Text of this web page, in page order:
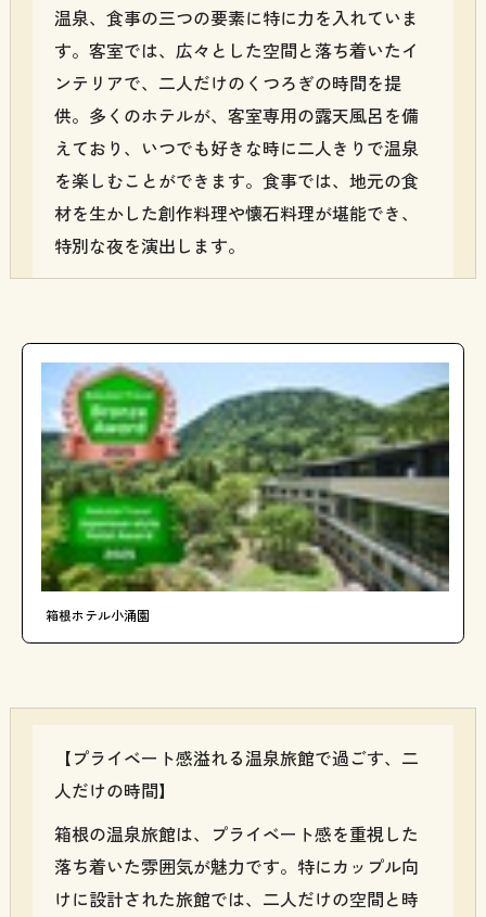
温泉、食事の三つの要素に特に力を入れていま
す。客室では、広々とした空間と落ち着いたイ
ンテリアで、二人だけのくつろぎの時間を提
供。多くのホテルが、客室専用の露天風呂を備
えており、いつでも好きな時に二人きりで温泉
を楽しむことができます。食事では、地元の食
材を生かした創作料理や懐石料理が堪能でき、
特別な夜を演出します。
箱根ホテル小涌園
【プライベート感溢れる温泉旅館で過ごす、二
人だけの時間】
箱根の温泉旅館は、プライベート感を重視した
落ち着いた雰囲気が魅力です。特にカップル向
けに設計された旅館では、二人だけの空間と時